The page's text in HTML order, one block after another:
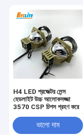
H4 LED প্রজেক্টর লেন্স
হেডলাইট উচ্চ আলোকসজ্জা
3570 CSP চিপস গ্রহণ করে
ভালো দাম